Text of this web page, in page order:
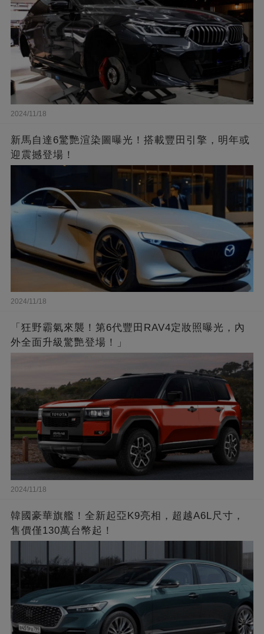
2024/11/18
新馬自達6驚艷渲染圖曝光！搭載豐田引擎，明年或
迎震撼登場！
2024/11/18
「狂野霸氣來襲！第6代豐田RAV4定妝照曝光，內
外全面升級驚艷登場！」
2024/11/18
韓國豪華旗艦！全新起亞K9亮相，超越A6L尺寸，
售價僅130萬台幣起！